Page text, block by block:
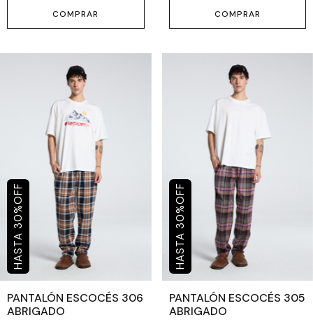
COMPRAR COMPRAR
30
%
OFF
PANTALÓN ESCOCÉS 306
ABRIGADO
30
%
OFF
PANTALÓN ESCOCÉS 305
ABRIGADO